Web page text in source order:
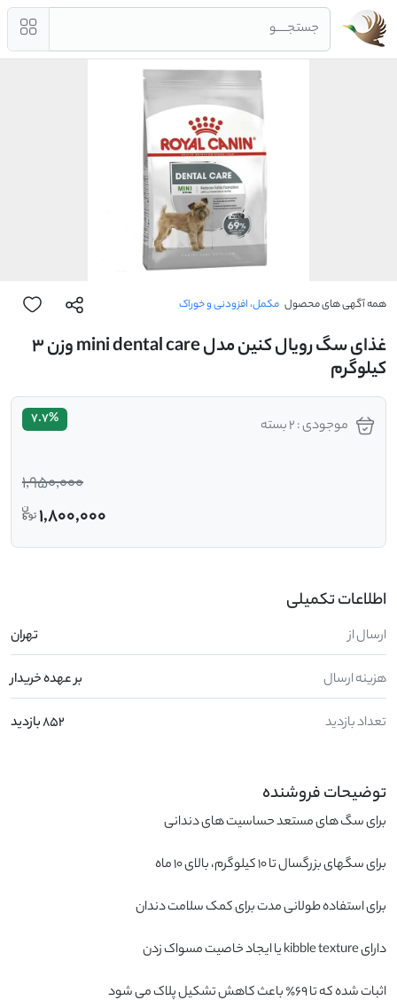
جستجــــو
همه آگهی های محصول مکمل، افزودنی و خوراک
غذای سگ رویال کنین مدل mini dental care وزن ۳
کیلوگرم
موجودی : 2 بسته 7.7%
1,950,000
1,800,000
اطلاعات تکمیلی
ارسال از تهران
هزینه ارسال بر عهده خریدار
تعداد بازدید 852 بازدید
توضیحات فروشنده